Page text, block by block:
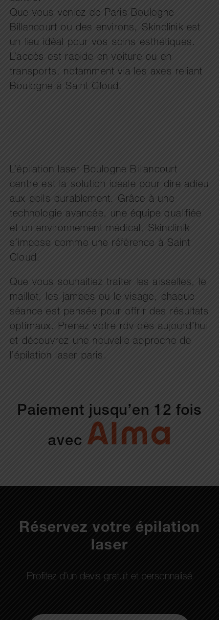
Que vous veniez de Paris Boulogne
Billancourt ou des environs, Skinclinik est
un lieu idéal pour vos soins esthétiques.
L’accès est rapide en voiture ou en
transports, notamment via les axes reliant
Boulogne à Saint Cloud.
L’épilation laser Boulogne Billancourt
centre est la solution idéale pour dire adieu
aux poils durablement. Grâce à une
technologie avancée, une équipe qualifiée
et un environnement médical, Skinclinik
s’impose comme une référence à Saint
Cloud.
Que vous souhaitiez traiter les aisselles, le
maillot, les jambes ou le visage, chaque
séance est pensée pour offrir des résultats
optimaux. Prenez votre rdv dès aujourd’hui
et découvrez une nouvelle approche de
l’épilation laser paris.
Paiement jusqu’en 12 fois
avec
Réservez votre épilation
laser
Profitez d’un devis gratuit et personnalisé